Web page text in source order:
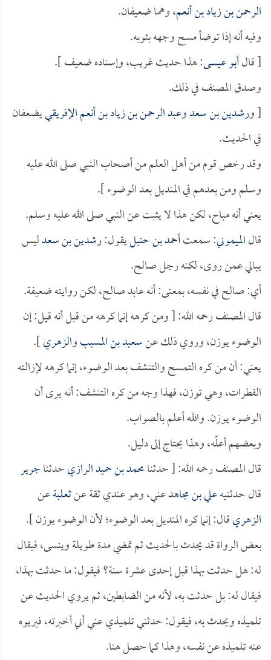
الرحمن بن زياد بن أنعم، وهما ضعيفان.
وفيه أنه إذا توضأ مسح وجهه بثوبه.
[ قالأبو عيسى: هذا حديث غريب، وإسناده ضعيف ].
وصدق المصنف في ذلك.
[ ورشدين بن سعدوعبد الرحمن بن زياد بن أنعم الإفريقييضعفان
في الحديث.
وقد رخص قوم من أهل العلم من أصحاب النبي صلى الله عليه
وسلم ومن بعدهم في المنديل بعد الوضوء ].
يعني أنه مباح، لكن هذا لا يثبت عن النبي صلى الله عليه وسلم.
قالالميموني: سمعتأحمد بن حنبليقول:رشدين بن سعدليس
يبالي عمن روى، لكنه رجل صالح.
أي: صالح في نفسه، بمعنى: أنه عابد صالح، لكن روايته ضعيفة.
قال المصنف رحمه الله: [ ومن كرهه إنما كرهه من قبل أنه قيل: إن
الوضوء يوزن، وروي ذلك عنسعيد بن المسيبوالزهري].
يعني: أن من كره التمسح والتنشف بعد الوضوء، إنما كرهه لإزالته
القطرات، وهي توزن، فهذا وجه من كره التنشف: أنه يرى أن
الوضوء يوزن. والله أعلم بالصواب.
وبعضهم أعلّه، وهذا يحتاج إلى دليل.
قال المصنف رحمه الله: [ حدثنامحمد بن حميد الرازيحدثناجرير
قال حدثنيهعلي بن مجاهدعني، وهو عندي ثقة عنثعلبةعن
الزهريقال: إنما كره المنديل بعد الوضوء؛ لأن الوضوء يوزن ].
بعض الرواة قد يحدث بالحديث ثم تمضي مدة طويلة وينسى، فيقال
له: هل حدثت بهذا قبل إحدى عشرة سنة؟ فيقول: ما حدثت بهذا،
فيقال له: بل حدثت به، لأنه من الضابطين، ثم يروي الحديث عن
تلميذه ويحدث به، فيقول: حدثني تلميذي عني أني أخبرته، فيريوه
عنه تلميذه عن نفسه، وهذا كما حصل هنا.